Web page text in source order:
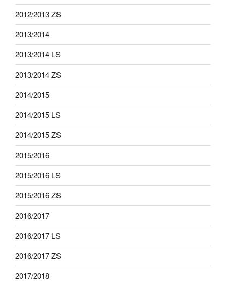
2012/2013 ZS
2013/2014
2013/2014 LS
2013/2014 ZS
2014/2015
2014/2015 LS
2014/2015 ZS
2015/2016
2015/2016 LS
2015/2016 ZS
2016/2017
2016/2017 LS
2016/2017 ZS
2017/2018